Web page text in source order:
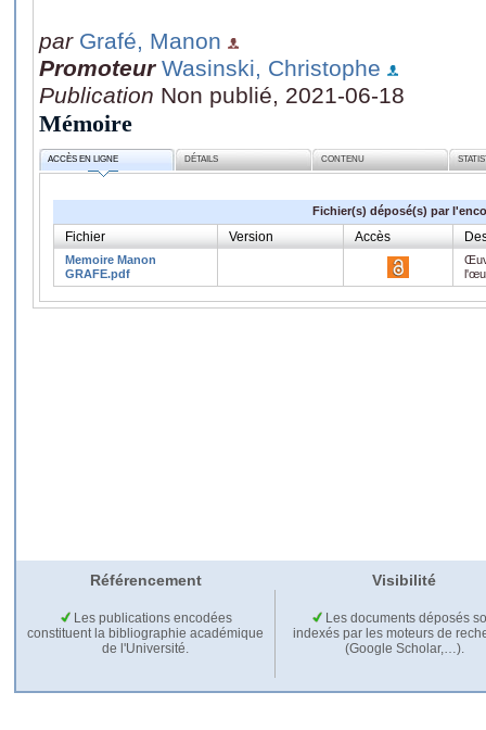
par Grafé, Manon
Promoteur Wasinski, Christophe
Publication Non publié, 2021-06-18
Mémoire
ACCÈS EN LIGNE DÉTAILS CONTENU
Fichier(s) déposé(s) par
Fichier Version Accès
Memoire Manon
GRAFE.pdf
Référencement Visibilité
Les publications encodées
constituent la bibliographie académique
de l'Université.
Les documents déposés
indexés par les moteurs de
(Google Scholar,…).